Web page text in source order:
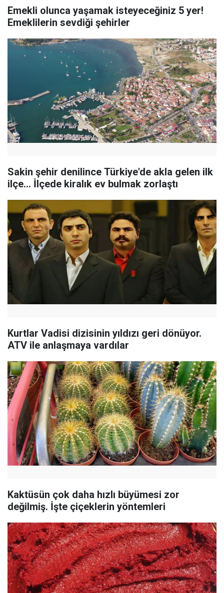
Emekli olunca yaşamak isteyeceğiniz 5 yer!
Emeklilerin sevdiği şehirler
Sakin şehir denilince Türkiye'de akla gelen ilk
ilçe... İlçede kiralık ev bulmak zorlaştı
Kurtlar Vadisi dizisinin yıldızı geri dönüyor.
ATV ile anlaşmaya vardılar
Kaktüsün çok daha hızlı büyümesi zor
değilmiş. İşte çiçeklerin yöntemleri